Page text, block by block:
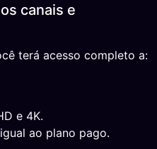
canais e
terá acesso completo a:
e 4K.
ao plano pago.